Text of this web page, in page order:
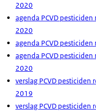
2020
agenda PCVD
2020
agenda PCVD
agenda PCVD
2020
verslag PCVD
2019
verslag PCVD pesticiden